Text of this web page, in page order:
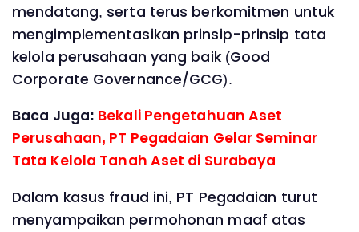
mendatang, serta terus berkomitmen untuk
mengimplementasikan prinsip-prinsip tata
kelola perusahaan yang baik (Good
Corporate Governance/GCG).
Baca Juga: Bekali Pengetahuan Aset
Perusahaan, PT Pegadaian Gelar Seminar
Tata Kelola Tanah Aset di Surabaya
Dalam kasus fraud ini, PT Pegadaian turut
menyampaikan permohonan maaf atas